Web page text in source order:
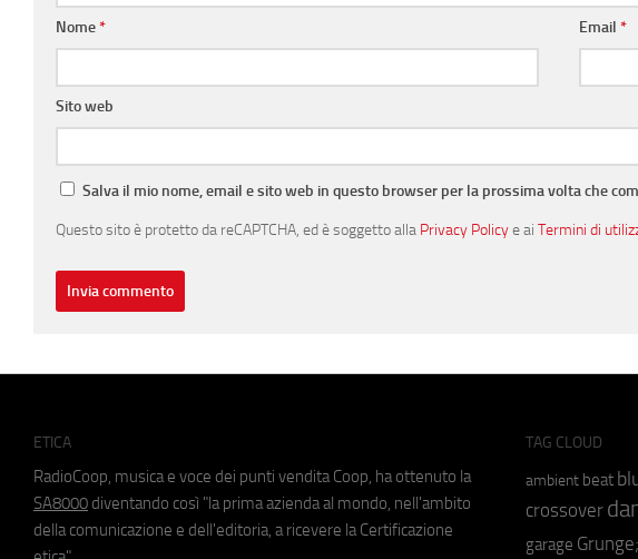
Nome* Email*
Sito web
Salva il mio nome, email e sito web in questo browser per la prossima volta che
Questo sito è protetto da reCAPTCHA, ed è soggetto alla Privacy Policye ai Termini di
ETICA
RadioCoop, musica e voce dei punti vendita Coop, ha ottenuto la
SA8000 diventando così "la prima azienda al mondo, nell'ambito
della comunicazione e dell'editoria, a ricevere la Certificazione
TAG CLOUD
ambient beat
crossover
garage Grunge;